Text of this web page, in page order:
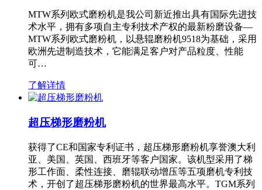
MTW系列欧式磨粉机是我公司新近推出具有国际先进技
术水平，拥有多项自主专利技术产权的最新粉磨设备—
MTW系列欧式磨粉机，以悬辊磨粉机9518为基础，采用
欧洲先进制造技术，它能满足客户对产品粒度、性能
可…
了解详情
超压梯形磨粉机
获得了CE和国家专利证书，超压梯形磨粉机享誉澳大利
亚、美国、英国、西班牙等客户国家。该机型采用了梯
形工作面、柔性连接、磨辊联动增压等五项磨机专利技
术，开创了超压梯形磨粉机的世界最高水平。TGM系列